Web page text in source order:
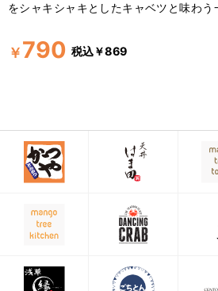
をシャキシャキとしたキャベツと味わう
￥790 税込￥869